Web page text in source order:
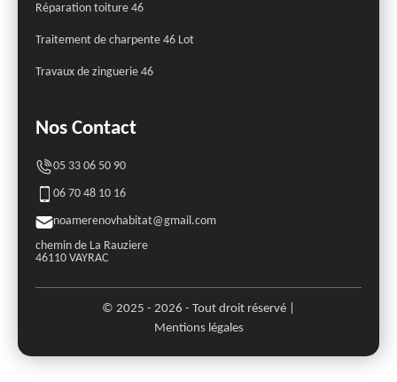
Réparation toiture 46
Traitement de charpente 46 Lot
Travaux de zinguerie 46
Nos Contact
05 33 06 50 90
06 70 48 10 16
noamerenovhabitat@gmail.com
chemin de La Rauziere
46110 VAYRAC
© 2025 - 2026 - Tout droit réservé |
Mentions légales